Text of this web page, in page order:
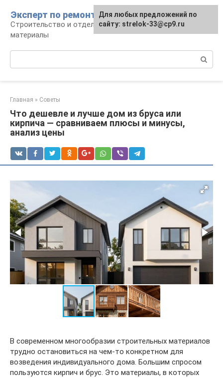
контенту
Эксперт по ремонту
Строительство и отделка: работы и
материалы
Главная » Советы
Что дешевле и лучше дом из бруса или
кирпича — сравниваем плюсы и минусы,
анализ цены
В современном многообразии строительных материалов
трудно остановиться на чем-то конкретном для
возведения индивидуального дома. Большим спросом
пользуются кирпич и брус. Это материалы, в которых
Для любых предложений по
сайту: strelok-33@cp9.ru
Для любых предложений по
сайту: strelok-33@cp9.ru